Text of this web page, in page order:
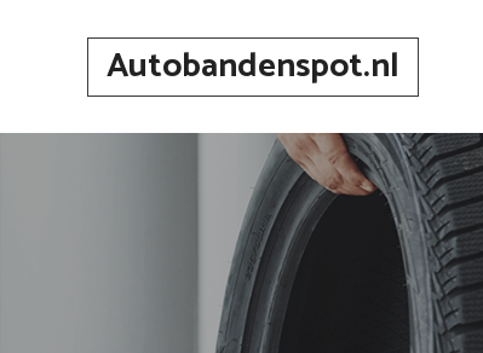
Autobandenspot.nl